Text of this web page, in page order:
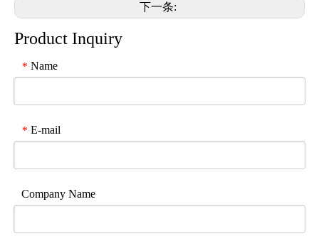
下一条:
Product Inquiry
* Name
* E-mail
Company Name